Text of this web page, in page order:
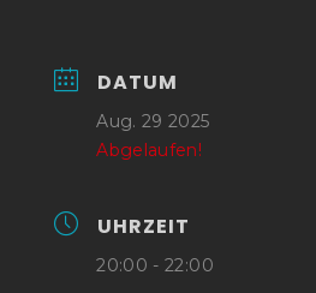
DATUM
Aug. 29 2025
Abgelaufen!
UHRZEIT
20:00 - 22:00